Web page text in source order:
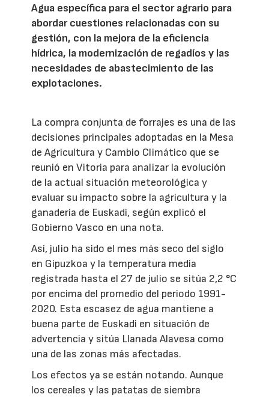
Agua específica para el sector agrario para
abordar cuestiones relacionadas con su
gestión, con la mejora de la eficiencia
hídrica, la modernización de regadíos y las
necesidades de abastecimiento de las
explotaciones.
La compra conjunta de forrajes es una de las
decisiones principales adoptadas en la Mesa
de Agricultura y Cambio Climático que se
reunió en Vitoria para analizar la evolución
de la actual situación meteorológica y
evaluar su impacto sobre la agricultura y la
ganadería de Euskadi, según explicó el
Gobierno Vasco en una nota.
Así, julio ha sido el mes más seco del siglo
en Gipuzkoa y la temperatura media
registrada hasta el 27 de julio se sitúa 2,2 °C
por encima del promedio del periodo 1991-
2020. Esta escasez de agua mantiene a
buena parte de Euskadi en situación de
advertencia y sitúa Llanada Alavesa como
una de las zonas más afectadas.
Los efectos ya se están notando. Aunque
los cereales y las patatas de siembra